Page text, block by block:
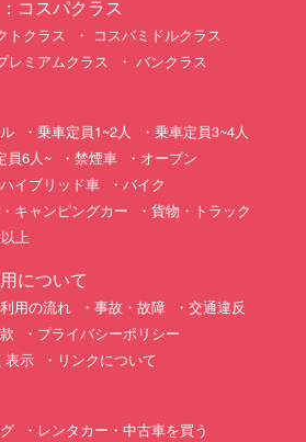
コスパクラス
トクラス
コスパミドルクラス
レミアムクラス バンクラス
乗車定員1~2人
乗車定員3~4人
員6人~ 禁煙車
オープン
ハイブリッド車
バイク
キャンピングカー
貨物・トラック
上
について
用の流れ 事故・故障
交通違反
プライバシーポリシー
表示
リンクについて
レンタカー・中古車を買う